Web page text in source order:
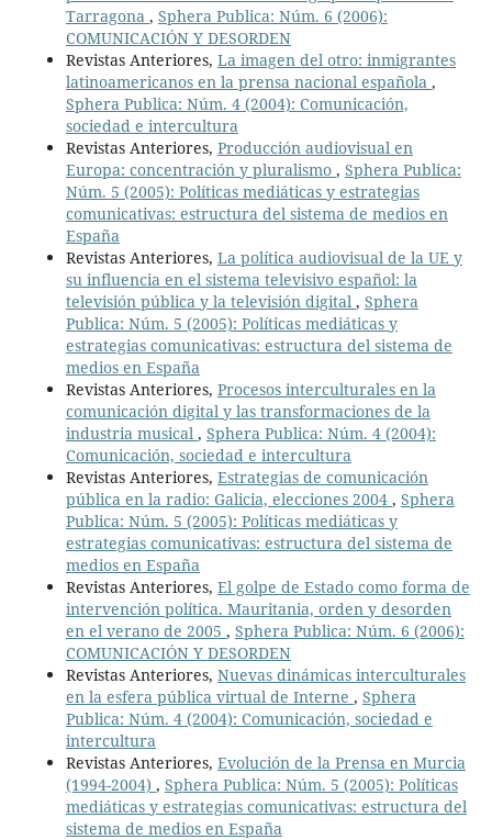
Tarragona , Sphera Publica: Núm. 6 (2006):
COMUNICACIÓN Y DESORDEN
Revistas Anteriores, La imagen del otro: inmigrantes
latinoamericanos en la prensa nacional española ,
Sphera Publica: Núm. 4 (2004): Comunicación,
sociedad e intercultura
Revistas Anteriores, Producción audiovisual en
Europa: concentración y pluralismo , Sphera Publica:
Núm. 5 (2005): Políticas mediáticas y estrategias
comunicativas: estructura del sistema de medios en
España
Revistas Anteriores, La política audiovisual de la UE y
su influencia en el sistema televisivo español: la
televisión pública y la televisión digital , Sphera
Publica: Núm. 5 (2005): Políticas mediáticas y
estrategias comunicativas: estructura del sistema de
medios en España
Revistas Anteriores, Procesos interculturales en la
comunicación digital y las transformaciones de la
industria musical , Sphera Publica: Núm. 4 (2004):
Comunicación, sociedad e intercultura
Revistas Anteriores, Estrategias de comunicación
pública en la radio: Galicia, elecciones 2004 , Sphera
Publica: Núm. 5 (2005): Políticas mediáticas y
estrategias comunicativas: estructura del sistema de
medios en España
Revistas Anteriores, El golpe de Estado como forma de
intervención política. Mauritania, orden y desorden
en el verano de 2005 , Sphera Publica: Núm. 6 (2006):
COMUNICACIÓN Y DESORDEN
Revistas Anteriores, Nuevas dinámicas interculturales
en la esfera pública virtual de Interne , Sphera
Publica: Núm. 4 (2004): Comunicación, sociedad e
intercultura
Revistas Anteriores, Evolución de la Prensa en Murcia
(1994-2004) , Sphera Publica: Núm. 5 (2005): Políticas
mediáticas y estrategias comunicativas: estructura del
sistema de medios en España